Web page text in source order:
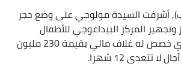
أشرفت السيدة مولوجي على وضع حجر
المركز البيداغوجي للأطفال
المعاقين ذهنيا والذي خصص له غلاف مالي بقيمة 230 مليون
12 شهرا.